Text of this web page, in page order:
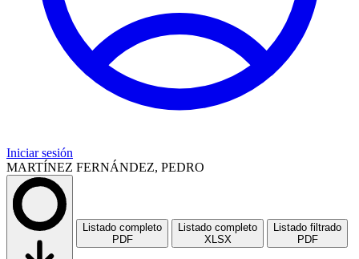
Iniciar sesión
MARTÍNEZ FERNÁNDEZ, PEDRO
Listado completo
PDF
Listado completo
XLSX
Listado filtrado
PDF